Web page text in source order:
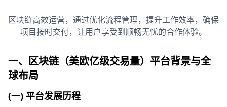
区块链高效运营，通过优化流程管理，提升工作效率，确保
项目按时交付，让用户享受到顺畅无忧的合作体验。
一、区块链（美欧亿级交易量）平台背景与全
球布局
(一) 平台发展历程